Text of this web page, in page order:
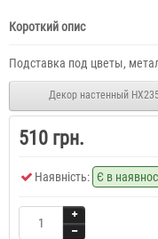
Короткий опис
Подставка под цветы,
Декор настенный
510 грн.
Наявність: Є в